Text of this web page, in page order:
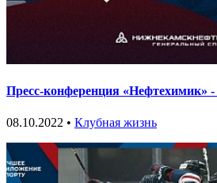
Пресс-конференция «Нефтехимик»
08.10.2022 • Клубная жизнь